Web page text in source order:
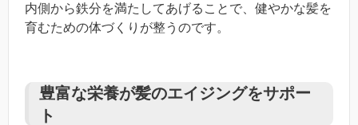
内側から鉄分を満たしてあげることで、健やかな髪を
育むための体づくりが整うのです。
豊富な栄養が髪のエイジングをサポー
ト